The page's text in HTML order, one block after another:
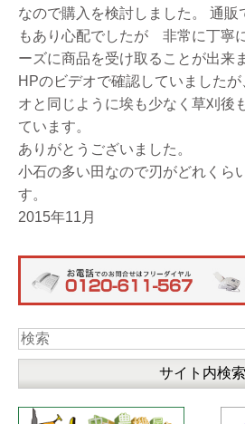
なので購入を検討しました。 通販
もあり心配でしたが 非常に丁寧
ーズに商品を受け取ることが出来
HPのビデオで確認していました
オと同じように埃も少なく草刈後
ています。
ありがとうございました。
小石の多い田なので刃がどれくら
す。
2015年11月